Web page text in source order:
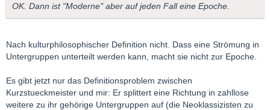
OK. Dann ist "Moderne" aber auf jeden Fall eine Epoche.
Nach kulturphilosophischer Definition nicht. Dass eine Strömung in
Untergruppen unterteilt werden kann, macht sie nicht zur Epoche.
Es gibt jetzt nur das Definitionsproblem zwischen
Kurzstueckmeister und mir: Er splittert eine Richtung in zahllose
weitere zu ihr gehörige Untergruppen auf (die Neoklassizisten zu